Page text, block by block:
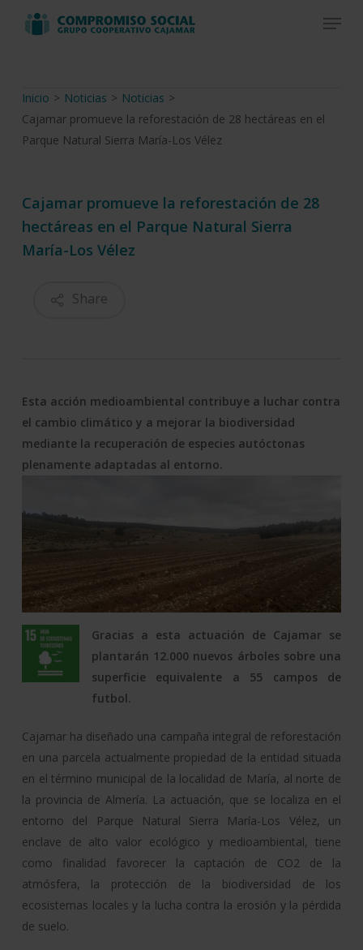
Menu
Inicio > Noticias > Noticias >
Cajamar promueve la reforestación de 28 hectáreas en el
Parque Natural Sierra María-Los Vélez
Cajamar promueve la reforestación de 28
hectáreas en el Parque Natural Sierra
María-Los Vélez
Share
Esta acción medioambiental contribuye a luchar contra
el cambio climático y a mejorar la biodiversidad
mediante la recuperación de especies autóctonas
plenamente adaptadas al entorno.
Gracias a esta actuación de Cajamar se
plantarán 12.000 nuevos árboles sobre una
superficie equivalente a 55 campos de
futbol.
Cajamar ha diseñado una campaña integral de reforestación
en una parcela actualmente propiedad de la entidad situada
en el término municipal de la localidad de María, al norte de
la provincia de Almería. La actuación, que se localiza en el
entorno del Parque Natural Sierra María-Los Vélez, un
enclave de alto valor ecológico y medioambiental, tiene
como finalidad favorecer la captación de CO2 de la
atmósfera, la protección de la biodiversidad de los
ecosistemas locales y la lucha contra la erosión y la pérdida
de suelo.